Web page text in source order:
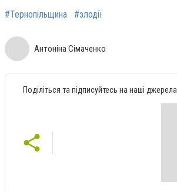
#Тернопільщина #злодії
Антоніна Сімаченко
Поділіться та підписуйтесь на наші джерела